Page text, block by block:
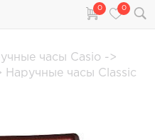
0 0
часы Casio ->
Наручные часы Classic